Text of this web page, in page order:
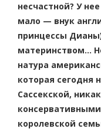
несчастной? У
мало — внук
принцессы
материнством…
натура
которая сегодня
Сассекской,
королевской